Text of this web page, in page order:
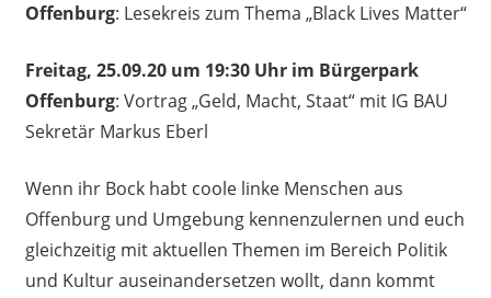
Offenburg: Lesekreis zum Thema „Black Lives Matter“
Freitag, 25.09.20 um 19:30 Uhr im Bürgerpark
Offenburg: Vortrag „Geld, Macht, Staat“ mit IG BAU
Sekretär Markus Eberl
Wenn ihr Bock habt coole linke Menschen aus
Offenburg und Umgebung kennenzulernen und euch
gleichzeitig mit aktuellen Themen im Bereich Politik
und Kultur auseinandersetzen wollt, dann kommt